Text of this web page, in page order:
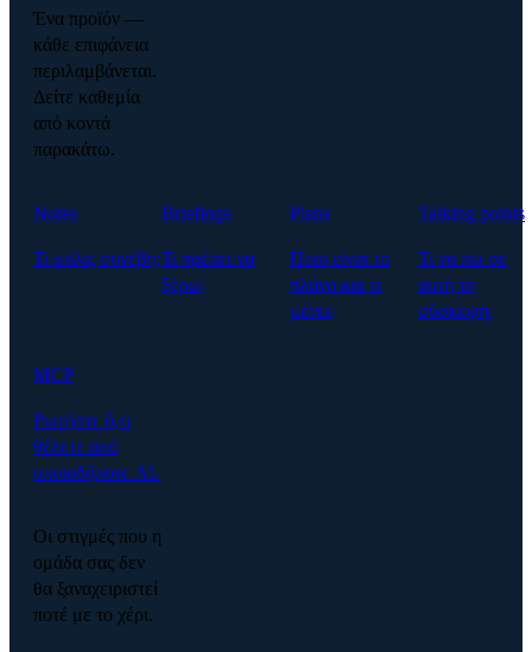
Ένα προϊόν —
κάθε επιφάνεια
περιλαμβάνεται.
Δείτε καθεμία
από κοντά
παρακάτω.
Notes
Τι μόλις συνέβη;
Briefings
Τι πρέπει να
ξέρω;
Plans
Ποιο είναι το
πλάνο και τι
μένει;
Talking points
Τι να πω σε
αυτή τη
σύσκεψη;
MCP
Ρωτήστε ό,τι
θέλετε από
οποιοδήποτε AI.
Οι στιγμές που η
ομάδα σας δεν
θα ξαναχειριστεί
ποτέ με το χέρι.